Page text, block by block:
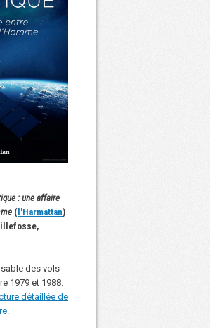
: une affaire
(l'Harmattan)
des vols
1979 et 1988.
détaillée de
.